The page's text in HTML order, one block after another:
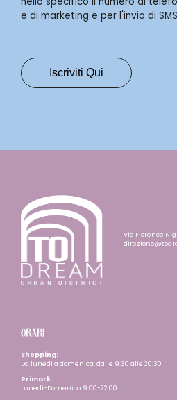
e di marketing e per l'invio di
Via Florence
ORARI
Shopping:
Da lunedì a domenica: dalle 9:30 alle 20:30
Primark:
Lunedì-Domenica 9:00-22:00